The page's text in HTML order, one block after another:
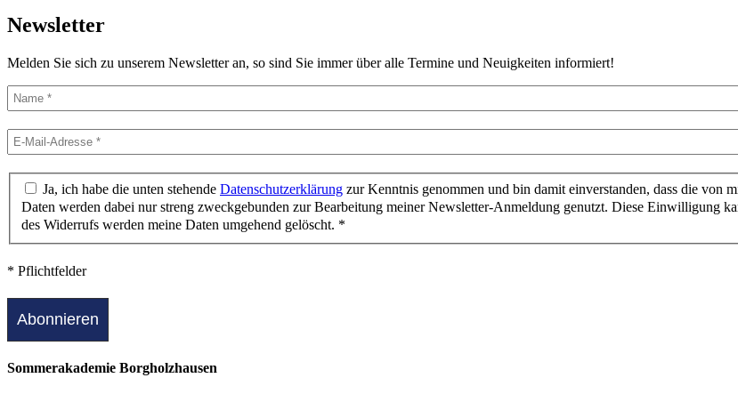
Newsletter
Melden Sie sich zu unserem Newsletter an, so sind Sie immer über alle Termine und Neuigkeiten informiert!
Ja, ich habe die unten stehende Datenschutzerklärung zur Kenntnis genommen und bin damit einverstanden, dass die von
Daten werden dabei nur streng zweckgebunden zur Bearbeitung meiner Newsletter-Anmeldung genutzt. Diese Einwilligung
des Widerrufs werden meine Daten umgehend gelöscht. *
* Pflichtfelder
Sommerakademie Borgholzhausen